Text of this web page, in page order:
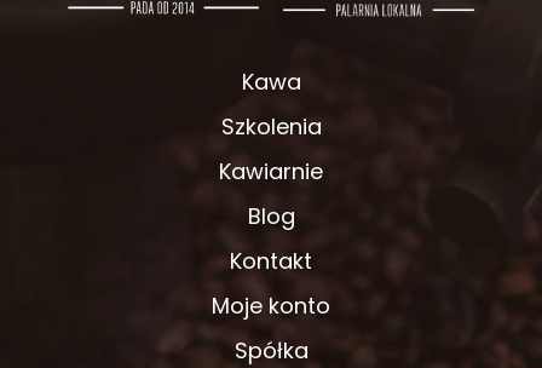
Kawa
Szkolenia
Kawiarnie
Blog
Kontakt
Moje konto
Spółka